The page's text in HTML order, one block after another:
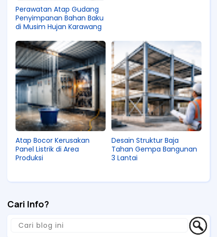
Perawatan Atap Gudang
Penyimpanan Bahan Baku
di Musim Hujan Karawang
Atap Bocor Kerusakan
Panel Listrik di Area
Produksi
Desain Struktur Baja
Tahan Gempa Bangunan
3 Lantai
Cari Info?